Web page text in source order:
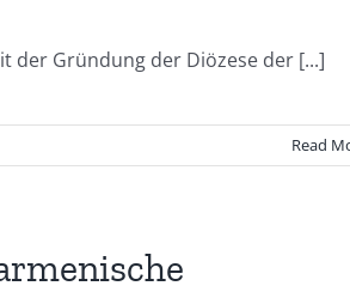
der Gründung der Diözese der [...]
Read